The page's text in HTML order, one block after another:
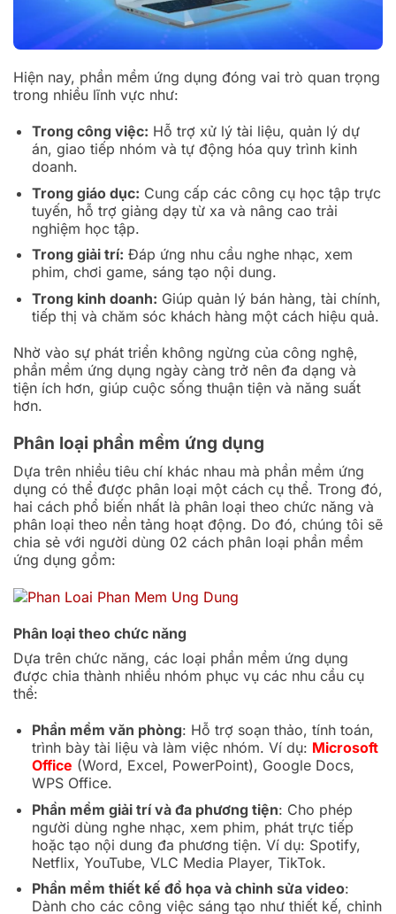
Hiện nay, phần mềm ứng dụng đóng vai trò quan trọng
trong nhiều lĩnh vực như:
Trong công việc: Hỗ trợ xử lý tài liệu, quản lý dự
án, giao tiếp nhóm và tự động hóa quy trình kinh
doanh.
Trong giáo dục: Cung cấp các công cụ học tập trực
tuyến, hỗ trợ giảng dạy từ xa và nâng cao trải
nghiệm học tập.
Trong giải trí: Đáp ứng nhu cầu nghe nhạc, xem
phim, chơi game, sáng tạo nội dung.
Trong kinh doanh: Giúp quản lý bán hàng, tài chính,
tiếp thị và chăm sóc khách hàng một cách hiệu quả.
Nhờ vào sự phát triển không ngừng của công nghệ,
phần mềm ứng dụng ngày càng trở nên đa dạng và
tiện ích hơn, giúp cuộc sống thuận tiện và năng suất
hơn.
Phân loại phần mềm ứng dụng
Dựa trên nhiều tiêu chí khác nhau mà phần mềm ứng
dụng có thể được phân loại một cách cụ thể. Trong đó,
hai cách phổ biến nhất là phân loại theo chức năng và
phân loại theo nền tảng hoạt động. Do đó, chúng tôi sẽ
chia sẻ với người dùng 02 cách phân loại phần mềm
ứng dụng gồm:
Phân loại theo chức năng
Dựa trên chức năng, các loại phần mềm ứng dụng
được chia thành nhiều nhóm phục vụ các nhu cầu cụ
thể:
Phần mềm văn phòng: Hỗ trợ soạn thảo, tính toán,
trình bày tài liệu và làm việc nhóm. Ví dụ: Microsoft
Office (Word, Excel, PowerPoint), Google Docs,
WPS Office.
Phần mềm giải trí và đa phương tiện: Cho phép
người dùng nghe nhạc, xem phim, phát trực tiếp
hoặc tạo nội dung đa phương tiện. Ví dụ: Spotify,
Netflix, YouTube, VLC Media Player, TikTok.
Phần mềm thiết kế đồ họa và chỉnh sửa video:
Dành cho các công việc sáng tạo như thiết kế, chỉnh